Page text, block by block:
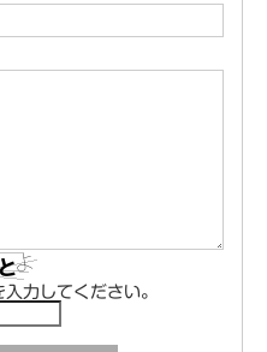
力してください。